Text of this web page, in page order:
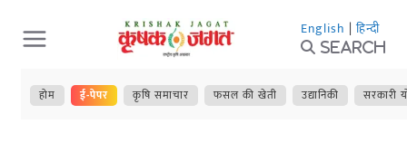
Skip
to
content
English | हिन्दी
Search
होम ई-पेपर कृषि समाचार फसल की खेती उद्यानिकी सरकारी